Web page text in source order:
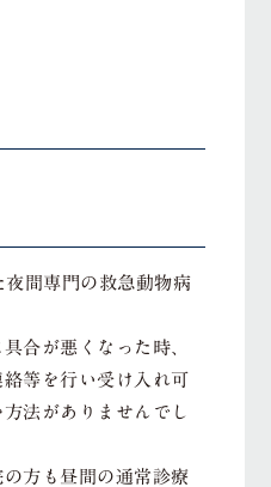
間専門の救急動物病
合が悪くなった時、
等を行い受け入れ可
法がありませんでし
方も昼間の通常診療